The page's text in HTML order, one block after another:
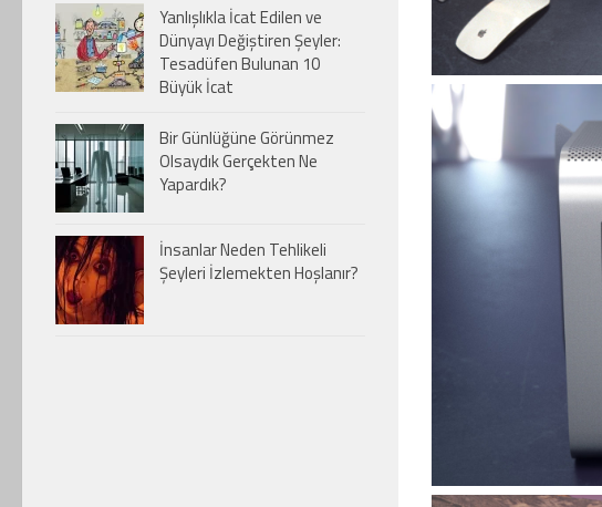
Yanlışlıkla İcat Edilen ve
Dünyayı Değiştiren Şeyler:
Tesadüfen Bulunan 10
Büyük İcat
Bir Günlüğüne Görünmez
Olsaydık Gerçekten Ne
Yapardık?
İnsanlar Neden Tehlikeli
Şeyleri İzlemekten Hoşlanır?